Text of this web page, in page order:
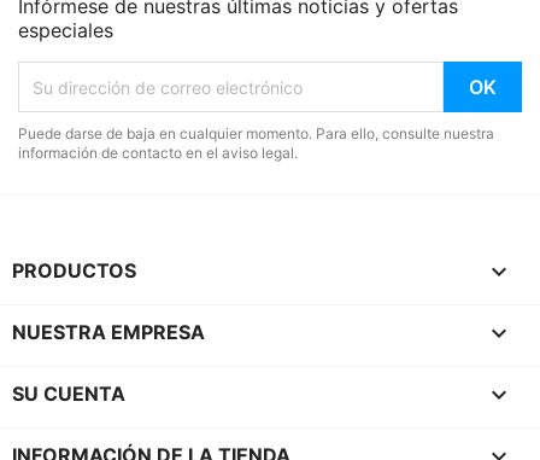
Infórmese de nuestras últimas noticias y ofertas
especiales
Puede darse de baja en cualquier momento. Para ello, consulte nuestra
información de contacto en el aviso legal.
PRODUCTOS 
NUESTRA EMPRESA 
SU CUENTA 